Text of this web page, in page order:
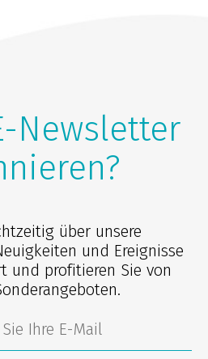
Newsletter
über unsere
und Ereignisse
und profitieren Sie von